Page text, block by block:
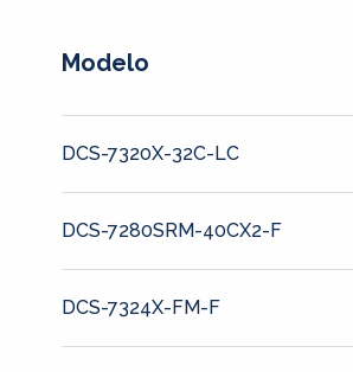
Modelo
DCS-7320X-32C-LC
DCS-7280SRM-40CX2-F
DCS-7324X-FM-F